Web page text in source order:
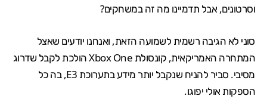
וסרטונים, אבל תדמיינו מה זה במשחקים?
סוני לא הגיבה רשמית לשמועה הזאת, ואנחנו יודעים שאצל
המתחרה האמריקאית, קונסולת Xbox One הולכת לקבל שדרוג
מסיבי. סביר להניח שנקבל יותר מידע בתערוכת E3, בה כל
הספקות אולי יפוגו.